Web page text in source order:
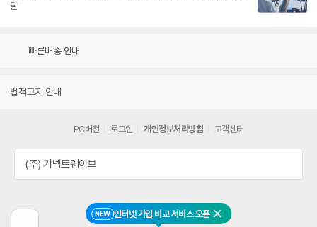
NEW 인터넷 가입 비교 서비스 오픈 닫기
탈
빠른배송 안내
법적고지 안내
PC버전 로그인 개인정보처리방침 고객센터
(주) 커넥트웨이브